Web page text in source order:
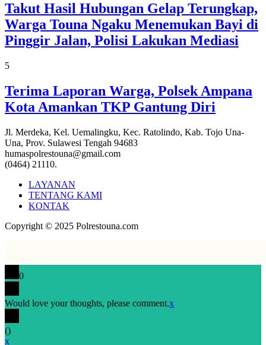
Takut Hasil Hubungan Gelap Terungkap,
Warga Touna Ngaku Menemukan Bayi di
Pinggir Jalan, Polisi Lakukan Mediasi
5
Terima Laporan Warga, Polsek Ampana
Kota Amankan TKP Gantung Diri
Jl. Merdeka, Kel. Uemalingku, Kec. Ratolindo, Kab. Tojo Una-
Una, Prov. Sulawesi Tengah 94683
humaspolrestouna@gmail.com
(0464) 21110.
LAYANAN
TENTANG KAMI
KONTAK
Copyright © 2025 Polrestouna.com
0
Would love your thoughts, please comment.x
()
x